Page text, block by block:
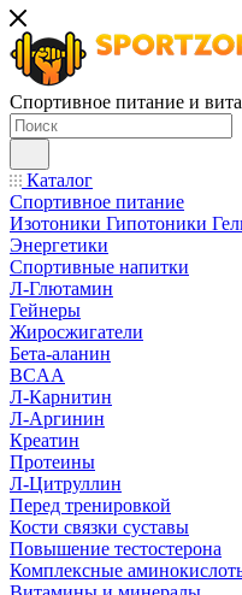
Спортивное питание и
Каталог
Спортивное питание
Изотоники Гипотоники
Энергетики
Спортивные напитки
Л-Глютамин
Гейнеры
Жиросжигатели
Бета-аланин
BCAA
Л-Карнитин
Л-Аргинин
Креатин
Протеины
Л-Цитруллин
Перед тренировкой
Кости связки суставы
Повышение тестостерона
Комплексные